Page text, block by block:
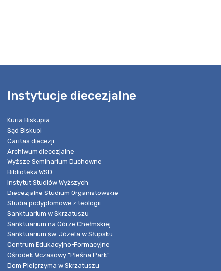
Instytucje diecezjalne
Kuria Biskupia
Sąd Biskupi
Caritas diecezji
Archiwum diecezjalne
Wyższe Seminarium Duchowne
Biblioteka WSD
Instytut Studiów Wyższych
Diecezjalne Studium Organistowskie
Studia podyplomowe z teologii
Sanktuarium w Skrzatuszu
Sanktuarium na Górze Chełmskiej
Sanktuarium św. Józefa w Słupsku
Centrum Edukacyjno-Formacyjne
Ośrodek Wczasowy "Pleśna Park"
Dom Pielgrzyma w Skrzatuszu